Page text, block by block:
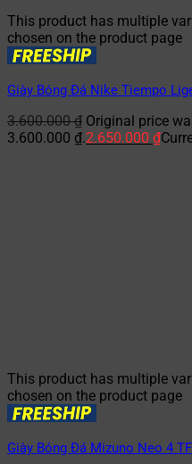
This product has multiple
chosen on the product page
Giày Bóng Đá Nike Tiempo
3.600.000₫ Original price
3.600.000 ₫.2.650.000 ₫
This product has multiple
chosen on the product page
Giày Bóng Đá Mizuno Neo 4